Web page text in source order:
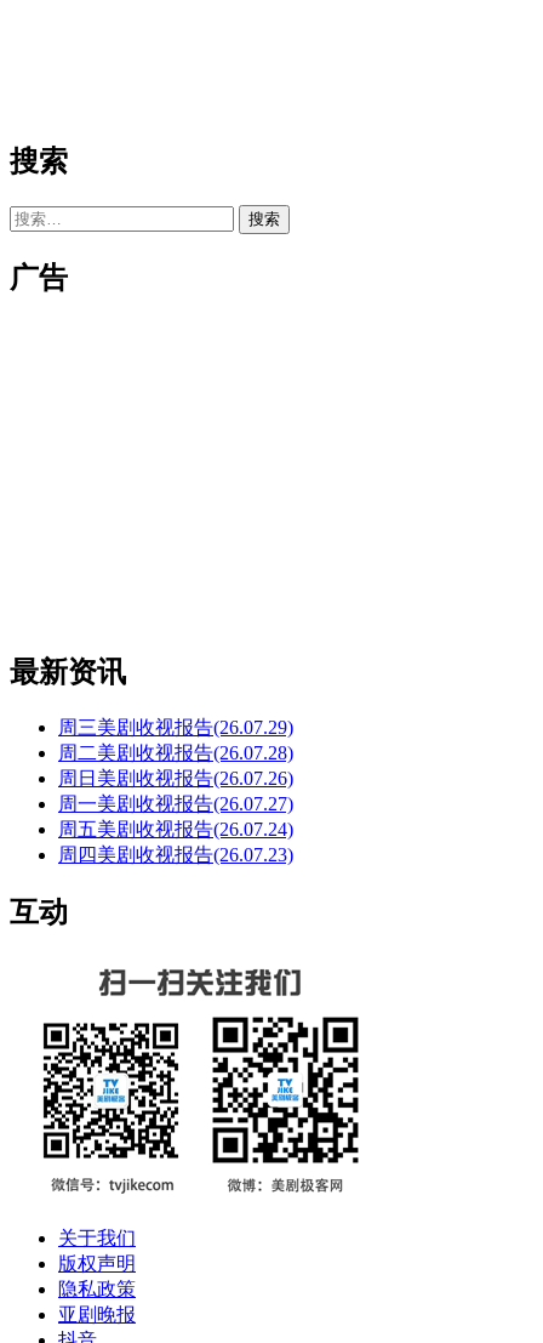
搜索
搜
广告
最新资讯
周三美剧收视报告(26.07.29)
周二美剧收视报告(26.07.28)
周日美剧收视报告(26.07.26)
周一美剧收视报告(26.07.27)
周五美剧收视报告(26.07.24)
周四美剧收视报告(26.07.23)
互动
关于我们
版权声明
隐私政策
亚剧晚报